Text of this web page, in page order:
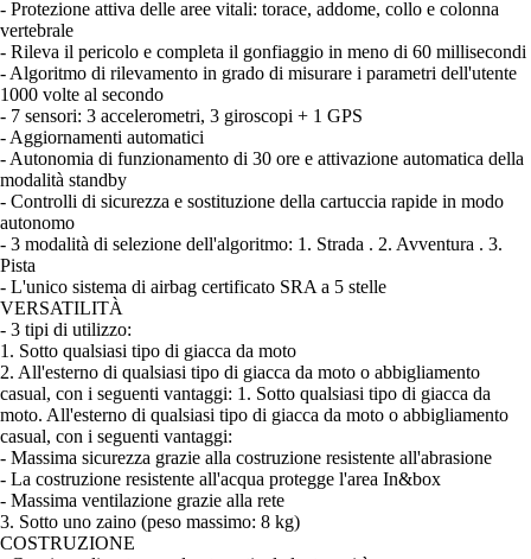
- Protezione attiva delle aree vitali: torace, addome, collo e colonna
vertebrale
- Rileva il pericolo e completa il gonfiaggio in meno di 60 millisecondi
- Algoritmo di rilevamento in grado di misurare i parametri dell'utente
1000 volte al secondo
- 7 sensori: 3 accelerometri, 3 giroscopi + 1 GPS
- Aggiornamenti automatici
- Autonomia di funzionamento di 30 ore e attivazione automatica della
modalità standby
- Controlli di sicurezza e sostituzione della cartuccia rapide in modo
autonomo
- 3 modalità di selezione dell'algoritmo: 1. Strada . 2. Avventura . 3.
Pista
- L'unico sistema di airbag certificato SRA a 5 stelle
VERSATILITÀ
- 3 tipi di utilizzo:
1. Sotto qualsiasi tipo di giacca da moto
2. All'esterno di qualsiasi tipo di giacca da moto o abbigliamento
casual, con i seguenti vantaggi: 1. Sotto qualsiasi tipo di giacca da
moto. All'esterno di qualsiasi tipo di giacca da moto o abbigliamento
casual, con i seguenti vantaggi:
- Massima sicurezza grazie alla costruzione resistente all'abrasione
- La costruzione resistente all'acqua protegge l'area In&box
- Massima ventilazione grazie alla rete
3. Sotto uno zaino (peso massimo: 8 kg)
COSTRUZIONE